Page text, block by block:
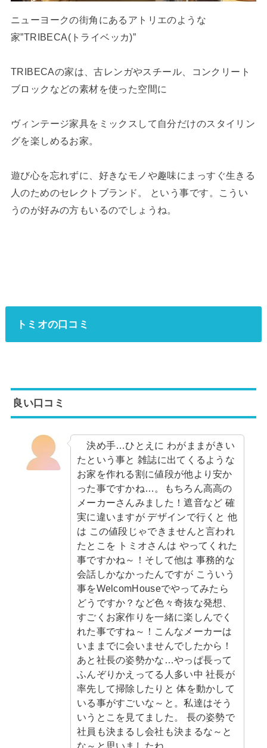
ニューヨークの街角にあるアトリエのような
家”TRIBECA(トライベッカ)”
TRIBECAの家は、古レンガやスチール、コンクリート
ブロックなどの素材を使った空間に
ヴィンテージ家具をミックスして自分だけのスタイリン
グを楽しめるお家。
遊び心を忘れずに、好きなモノや趣味にまっすぐ生きる
人のためのセレクトブランド。 という事です。こうい
うのが好みの方もいるのでしょうね。
トミオの口コミ
良い口コミ
決め手…ひとえに わがままがきい
たという事と 雑誌に出てくるような
お家を作れる割に値段が他より安か
った事ですかね…。もちろん高高の
メーカーさんみました！遮音など 確
実に違いますが デザインで行くと 他
は この値段じゃできませんと言われ
たとこを トミオさんは やってくれた
事ですかね～！そして他は 事務的な
会話しかなかったんですが こういう
事をWelcomHouseでやってみたら
どうですか？など色々奇抜な発想、
すごくお家作りを一緒に楽しんでく
れた事ですね～！こんなメーカーは
いままでに会いませんでしたから！
あと社長の姿勢かな…やっぱ長って
ふんぞりかえってる人多い中 社長が
率先して掃除したりと 体を動かして
いる事がすごいな～と。私達はそう
いうとこを見てました。 長の姿勢で
社員も決まるし会社も決まるな～と
な～と思いましたね。